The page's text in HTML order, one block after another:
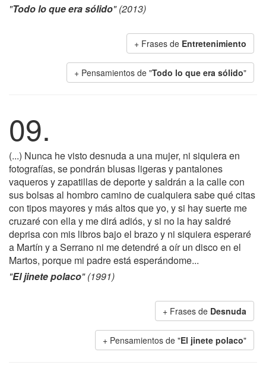
"Todo lo que era sólido" (2013)
+ Frases de Entretenimiento
+ Pensamientos de "Todo lo que era sólido"
09.
(...) Nunca he visto desnuda a una mujer, ni siquiera en
fotografías, se pondrán blusas ligeras y pantalones
vaqueros y zapatillas de deporte y saldrán a la calle con
sus bolsas al hombro camino de cualquiera sabe qué citas
con tipos mayores y más altos que yo, y si hay suerte me
cruzaré con ella y me dirá adiós, y si no la hay saldré
deprisa con mis libros bajo el brazo y ni siquiera esperaré
a Martín y a Serrano ni me detendré a oír un disco en el
Martos, porque mi padre está esperándome...
"El jinete polaco" (1991)
+ Frases de Desnuda
+ Pensamientos de "El jinete polaco"